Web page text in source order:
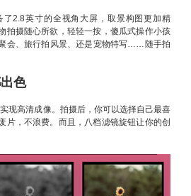
了2.8英寸的全视角大屏，取景构图更加精
拍摄随心所欲，轻轻一按，傻瓜式操作小孩
会、旅行拍风景、还是宠物特写……随手拍
色
现高清成像。拍摄后，你可以选择自己最喜
片，不浪费。而且，八档滤镜旋钮让你的创